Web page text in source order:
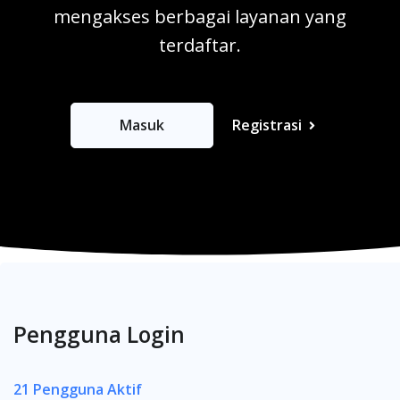
mengakses berbagai layanan yang
terdaftar.
Masuk Registrasi
Pengguna Login
21 Pengguna Aktif